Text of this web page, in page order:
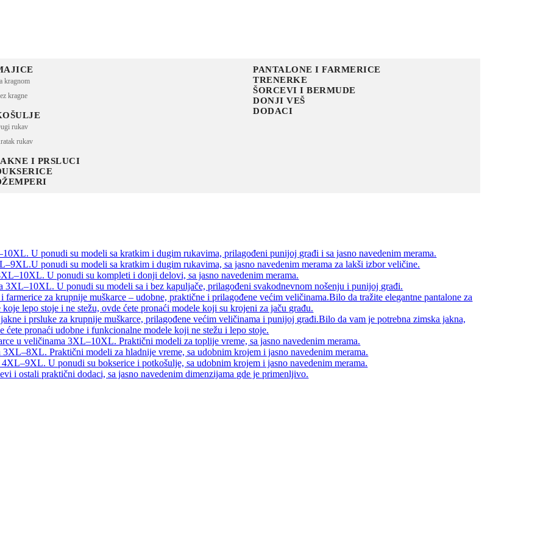
kragnom
kragne
rukav
rukav
I PRSLUCI
PANTALONE I FARMERICE
TRENERKE
ŠORCEVI I BERMUDE
DONJI VEŠ
DODACI
U ponudi su modeli sa kratkim i dugim rukavima, prilagođeni punijoj građi i sa jasno navedenim merama.
ponudi su modeli sa kratkim i dugim rukavima, sa jasno navedenim merama za lakši izbor veličine.
U ponudi su kompleti i donji delovi, sa jasno navedenim merama.
3XL–10XL. U ponudi su modeli sa i bez kapuljače, prilagođeni svakodnevnom nošenju i punijoj građi.
za krupnije muškarce – udobne, praktične i prilagođene većim veličinama.Bilo da tražite elegantne pantalone za
lepo stoje i ne stežu, ovde ćete pronaći modele koji su krojeni za jaču građu.
i prsluke za krupnije muškarce, prilagođene većim veličinama i punijoj građi.Bilo da vam je potrebna zimska jakna,
pronaći udobne i funkcionalne modele koji ne stežu i lepo stoje.
u veličinama 3XL–10XL. Praktični modeli za toplije vreme, sa jasno navedenim merama.
Praktični modeli za hladnije vreme, sa udobnim krojem i jasno navedenim merama.
U ponudi su bokserice i potkošulje, sa udobnim krojem i jasno navedenim merama.
i ostali praktični dodaci, sa jasno navedenim dimenzijama gde je primenljivo.